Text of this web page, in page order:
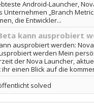
Android-Launcher,
„Branch
die Entwickler...
kann ausprobiert
ausprobiert werden: Nova
werden Mein
der Nova Launcher,
einen Blick auf die
solved